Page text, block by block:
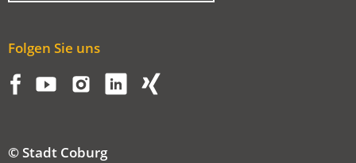
EINEM
Folgen Sie uns
© Stadt Coburg